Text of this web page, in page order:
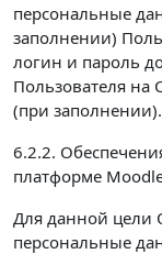
персональные
заполнении)
логин и пароль
Пользователя на
(при заполнении).
6.2.2.
платформе
Для данной цели
персональные